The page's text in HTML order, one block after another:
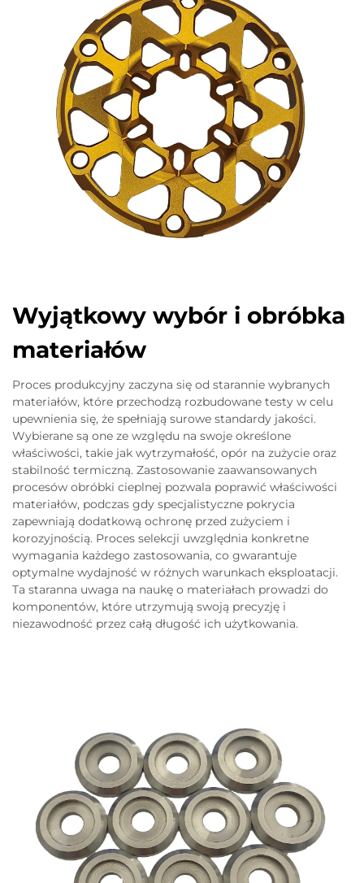
Wyjątkowy wybór i obróbka
materiałów
Proces produkcyjny zaczyna się od starannie wybranych
materiałów, które przechodzą rozbudowane testy w celu
upewnienia się, że spełniają surowe standardy jakości.
Wybierane są one ze względu na swoje określone
właściwości, takie jak wytrzymałość, opór na zużycie oraz
stabilność termiczną. Zastosowanie zaawansowanych
procesów obróbki cieplnej pozwala poprawić właściwości
materiałów, podczas gdy specjalistyczne pokrycia
zapewniają dodatkową ochronę przed zużyciem i
korozyjnością. Proces selekcji uwzględnia konkretne
wymagania każdego zastosowania, co gwarantuje
optymalne wydajność w różnych warunkach eksploatacji.
Ta staranna uwaga na naukę o materiałach prowadzi do
komponentów, które utrzymują swoją precyzję i
niezawodność przez całą długość ich użytkowania.